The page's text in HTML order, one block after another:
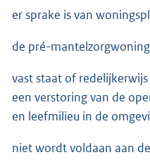
er sprake is van
de pré-
vast staat of
een verstoring van de
en leefmilieu in de
niet wordt voldaan aan